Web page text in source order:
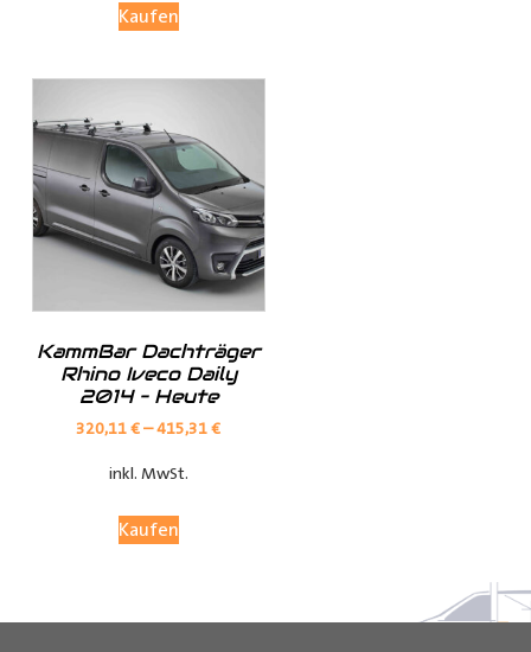
Design, seinem integrierten Schloss und seiner
vielseitigen Anwendung ist es die ultimative Lösung für
den Transport von Kupferrohren, Kunststoffrohren,
Leitungen, Holzlatten und vielem mehr auf dem Dach
IhresTransporters.
Kontaktieren Sie uns per E-Mail unter
auch auf unseremYouTube Kanaleinfach und
Kaufen
KammBar Dachträger
Rhino Iveco Daily
2014 – Heute
320,11€–415,31€
inkl. MwSt.
Kaufen